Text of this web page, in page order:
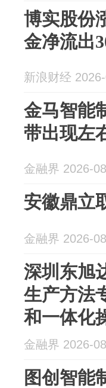
博实股份
金净流出
新浪财经
金马智能
带出现左
金融界 2026-
安徽鼎立
金融界 2026-
深圳东旭
生产方法
和一体化
金融界 2026-
图创智能